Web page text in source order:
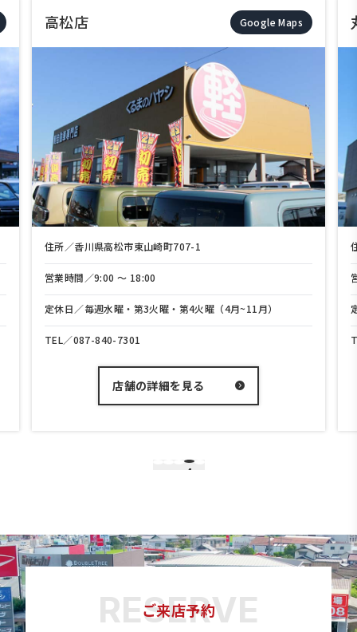
高松店 Google Maps
住所／香川県高松市東山崎町707-1
営業時間／9:00 〜 18:00
定休日／毎週水曜・第3火曜・第4火曜（4月~11月）
TEL／087-840-7301
店舗の詳細を見る
4
ご来店予約